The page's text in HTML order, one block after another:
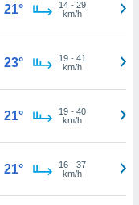
21° 14- 29
km/h
23° 19- 41
km/h
21° 19- 40
km/h
21° 16- 37
km/h